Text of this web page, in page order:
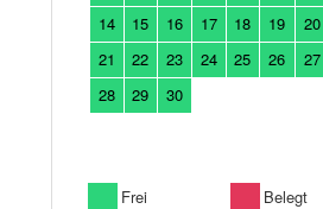
14
15 16 17 18 19
20
21
22 23 24 25 26
27
28
29 30
Frei Belegt